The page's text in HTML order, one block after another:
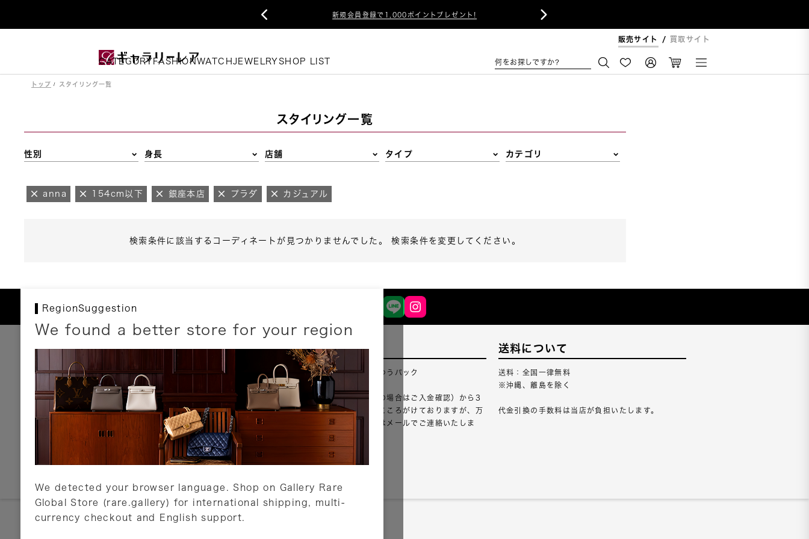
新規会員登録で1,000ポイントプレゼント!
 
販売サイト 買取サイト
CATEGORY FASHIONWATCHJEWELRY SHOP LIST 何をお探しですか?
トップ スタイリング一覧
スタイリング一覧
性別 身長 店舗 タイプ カテゴリ
anna 154cm以下 銀座本店 プラダ カジュアル
検索条件に該当するコーディネートが見つかりませんでした。 検索条件を変更してください。
RegionSuggestion
We found a better store for your region
We detected your browser language. Shop on Gallery Rare
Global Store (rare.gallery) for international shipping, multi-
currency checkout and English support.
お支払いについて
以下のお支払方法が利用可能です。
クレジットカード
ショッピングローン
銀行振込・郵便振替
代金引換
Amazon Pay
PayPay
店頭支払い
詳しくはこちら
配送について
配送業者：佐川急便・ゆうパック
ご注文確認（銀行振込の場合はご入金確認）から3
営業日以内のご出荷をこころがけておりますが、万
が一出荷が遅れる場合はメールでご連絡いたしま
詳しくはこちら
送料について
送料：全国一律無料
※沖縄、離島を除く
代金引換の手数料は当店が負担いたします。